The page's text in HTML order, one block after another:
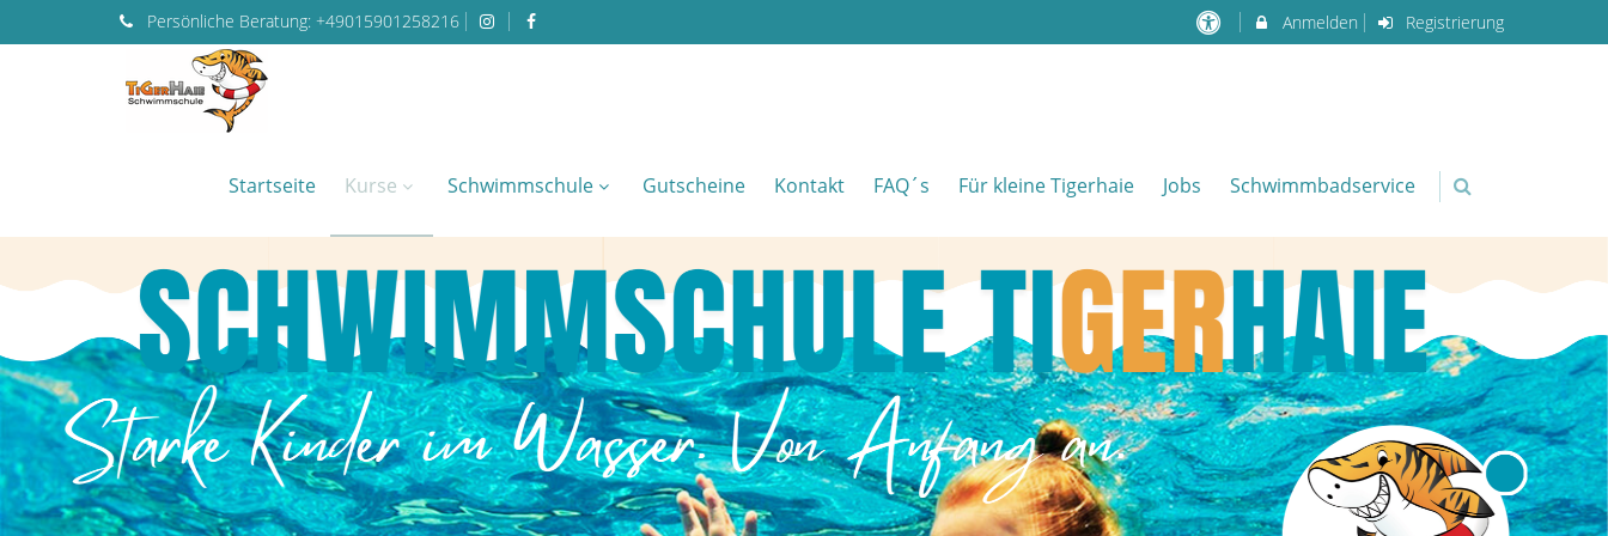
Persönliche Beratung: +49015901258216 Anmelden Registrierung
Startseite Kurse Schwimmschule Gutscheine Kontakt FAQ´s Für kleine Tigerhaie Jobs Schwimmbadservice